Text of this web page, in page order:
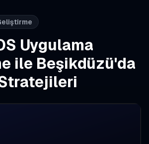
Uygulama
ile Beşikdüzü'da